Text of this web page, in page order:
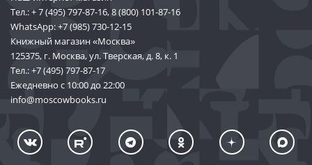
Тел.:+ 7 (495) 797-87-16,8 (800) 101-87-16
WhatsApp:+7 (985) 730-12-15
Книжный магазин «Москва»
125375, г. Москва, ул. Тверская, д. 8, к. 1
Тел.:+7 (495) 797-87-17
Ежедневно с 10:00 до 22:00
info@moscowbooks.ru